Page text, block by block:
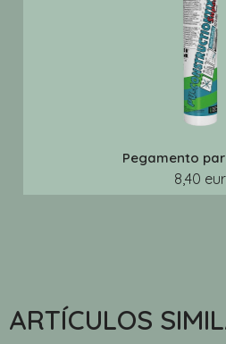
Pegamento
8,40 eur
ARTÍCULOS